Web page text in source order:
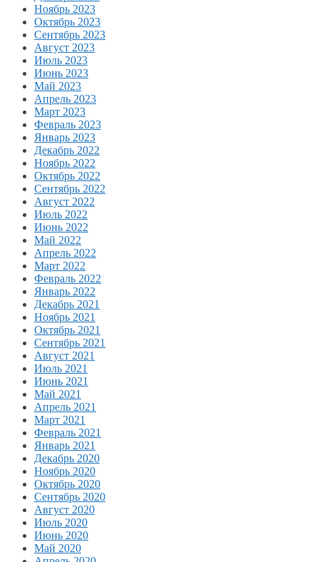
Ноябрь 2023
Октябрь 2023
Сентябрь 2023
Август 2023
Июль 2023
Июнь 2023
Май 2023
Апрель 2023
Март 2023
Февраль 2023
Январь 2023
Декабрь 2022
Ноябрь 2022
Октябрь 2022
Сентябрь 2022
Август 2022
Июль 2022
Июнь 2022
Май 2022
Апрель 2022
Март 2022
Февраль 2022
Январь 2022
Декабрь 2021
Ноябрь 2021
Октябрь 2021
Сентябрь 2021
Август 2021
Июль 2021
Июнь 2021
Май 2021
Апрель 2021
Март 2021
Февраль 2021
Январь 2021
Декабрь 2020
Ноябрь 2020
Октябрь 2020
Сентябрь 2020
Август 2020
Июль 2020
Июнь 2020
Май 2020